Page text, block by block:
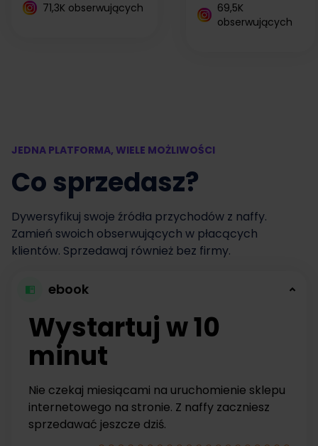
71,3K obserwujących
69,5K
obserwujących
JEDNA PLATFORMA, WIELE MOŻLIWOŚCI
Co sprzedasz?
Dywersyfikuj swoje źródła przychodów z naffy.
Zamień swoich obserwujących w płacących
klientów. Sprzedawaj również bez firmy.
ebook
Wystartuj w 10
minut
Nie czekaj miesiącami na uruchomienie sklepu
internetowego na stronie. Z naffy zaczniesz
sprzedawać jeszcze dziś.